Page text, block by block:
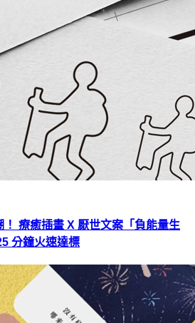
療癒插畫 X 厭世文案「負能量生
分鐘火速達標